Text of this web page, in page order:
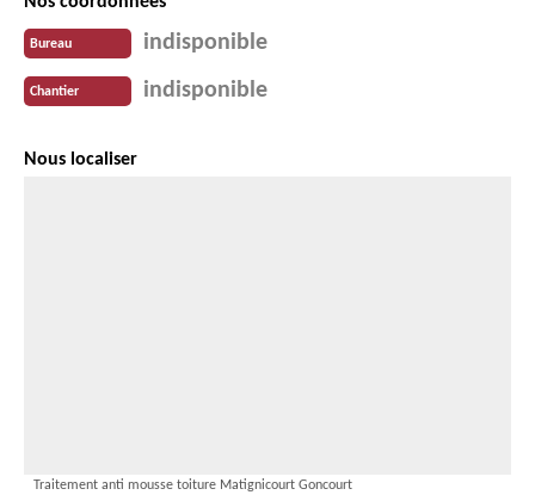
Bureau indisponible
Chantier indisponible
Nous localiser
Traitement anti mousse toiture Matignicourt Goncourt